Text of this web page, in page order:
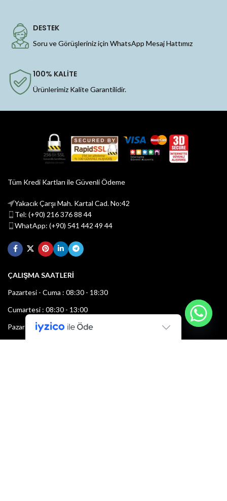
DESTEK
Soru ve Görüşleriniz için WhatsApp Mesaj Hattımız
100% KALİTE
Ürünlerimiz Kalite Garantilidir.
Tüm Kredi Kartları ile Güvenli Ödeme
Yakacık Çarşı Mah. Kartal Cad. No:42
Tel: (+90) 216 376 88 44
WhatApp: (+90) 541 442 49 44
ÇALIŞMA SAATLERİ
Pazartesi - Cuma : 08:30 - 18:30
Cumartesi : 08:30 - 13:00
Pazar: Kapalı